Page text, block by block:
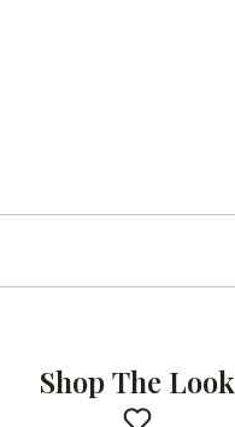
Shop The Look